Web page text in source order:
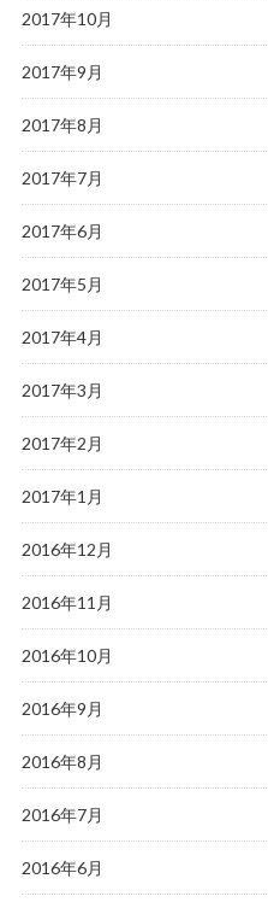
2017年10月
2017年9月
2017年8月
2017年7月
2017年6月
2017年5月
2017年4月
2017年3月
2017年2月
2017年1月
2016年12月
2016年11月
2016年10月
2016年9月
2016年8月
2016年7月
2016年6月